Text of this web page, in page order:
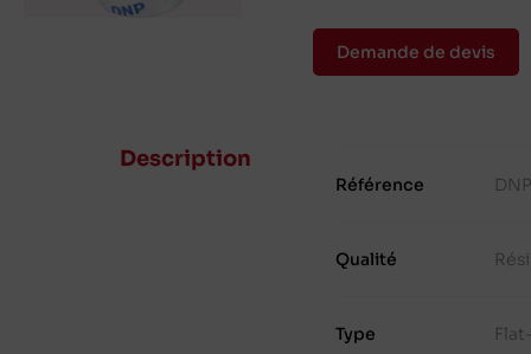
Demande de devis
Description
Référence
Qualité
Type